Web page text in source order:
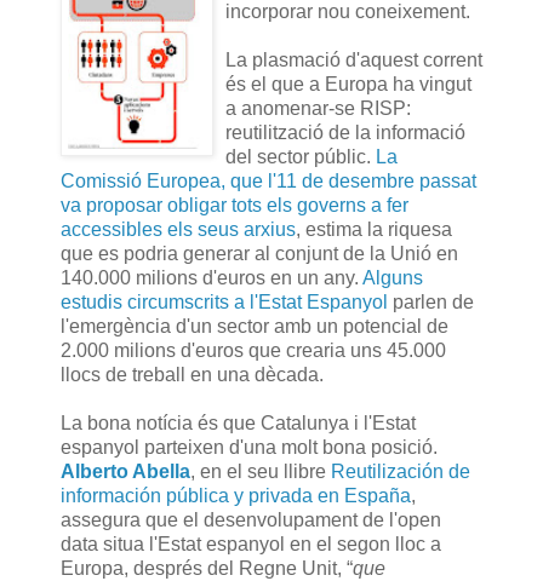
incorporar nou coneixement.
La plasmació d'aquest corrent
és el que a Europa ha vingut
a anomenar-se RISP:
reutilització de la informació
del sector públic. La
Comissió Europea, que l'11 de desembre passat
va proposar obligar tots els governs a fer
accessibles els seus arxius, estima la riquesa
que es podria generar al conjunt de la Unió en
140.000 milions d'euros en un any. Alguns
estudis circumscrits a l'Estat Espanyol parlen de
l'emergència d'un sector amb un potencial de
2.000 milions d'euros que crearia uns 45.000
llocs de treball en una dècada.
La bona notícia és que Catalunya i l'Estat
espanyol parteixen d'una molt bona posició.
Alberto Abella, en el seu llibre Reutilización de
información pública y privada en España,
assegura que el desenvolupament de l'open
data situa l'Estat espanyol en el segon lloc a
Europa, després del Regne Unit, “que